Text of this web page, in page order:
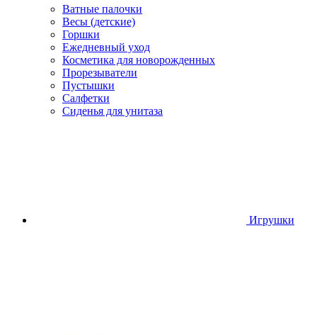
Ватные палочки
Весы (детские)
Горшки
Ежедневный уход
Косметика для новорожденных
Прорезыватели
Пустышки
Салфетки
Сиденья для унитаза
Игрушки